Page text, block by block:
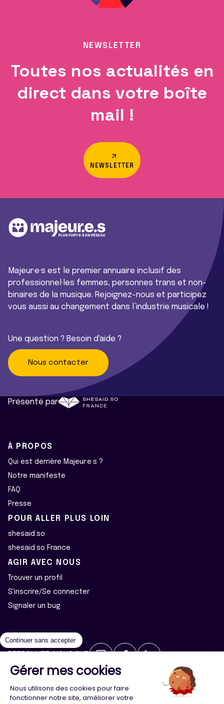
NEWSLETTER
Toutes nos actualités en
direct dans votre boîte
mail !
NEWSLETTER
Majeur·e·s est le premier annuaire inclusif des
professionnel·les femmes, personnes trans et non-
binaires de la musique. Rejoignez-nous et participez
vous aussi au changement dans l’industrie musicale !
Une question ? Besoin d'aide ?
Nous contacter
Présenté par
À PROPOS
Qui est derrière Majeur·e·s ?
Notre manifeste
FAQ
Presse
POUR ALLER PLUS LOIN
shesaid.so
shesaid.so France
AGIR AVEC NOUS
Trouver un profil
S'inscrire/Se connecter
Signaler un bug
2026 ©Majeur·e·s - Tous droits réservés
Politique de confidentialité
Cookies
Continuer sans accepter
Gérer mes cookies
Nous utilisons des cookies pour faire
fonctionner notre site, améliorer votre